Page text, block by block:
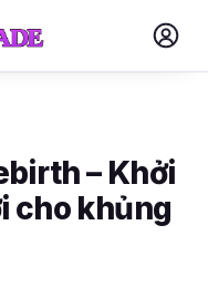
– Khởi
cho khủng